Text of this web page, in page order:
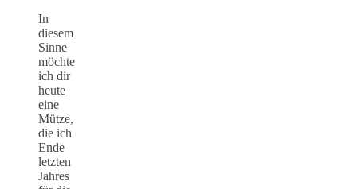
In
diesem
Sinne
möchte
ich dir
heute
eine
Mütze,
die ich
Ende
letzten
Jahres